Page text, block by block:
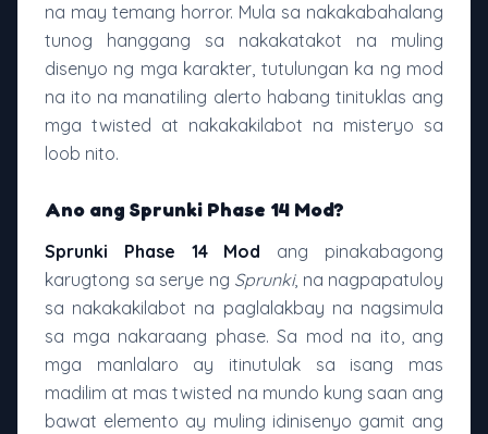
na may temang horror. Mula sa nakakabahalang
tunog hanggang sa nakakatakot na muling
disenyo ng mga karakter, tutulungan ka ng mod
na ito na manatiling alerto habang tinituklas ang
mga twisted at nakakakilabot na misteryo sa
loob nito.
Ano ang Sprunki Phase 14 Mod?
Sprunki Phase 14 Mod ang pinakabagong
karugtong sa serye ng Sprunki, na nagpapatuloy
sa nakakakilabot na paglalakbay na nagsimula
sa mga nakaraang phase. Sa mod na ito, ang
mga manlalaro ay itinutulak sa isang mas
madilim at mas twisted na mundo kung saan ang
bawat elemento ay muling idinisenyo gamit ang